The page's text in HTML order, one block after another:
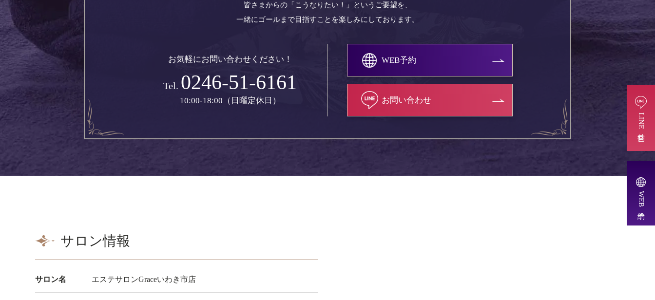
LINE問合せ
WEB予約
皆さまからの「こうなりたい！」というご要望を、
一緒にゴールまで目指すことを楽しみにしております。
お気軽にお問い合わせください！
Tel. 0246-51-6161
10:00-18:00（日曜定休日）
WEB予約
お問い合わせ
サロン情報
サロン名 エステサロンGraceいわき市店